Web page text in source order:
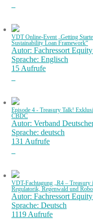
VDT Online-Event „Getting
Sustainability Loan Framework“
Autor: Fachressort
Sprache: Englisch
15 Aufrufe
Episode 4 - Treasury Talk!
CBDC
Autor: Verband
Sprache: deutsch
131 Aufrufe
VDT-Fachtagung „R4 – Treasury
Regulatorik, Regenwald und
Autor: Fachressort
Sprache: Deutsch
1119 Aufrufe